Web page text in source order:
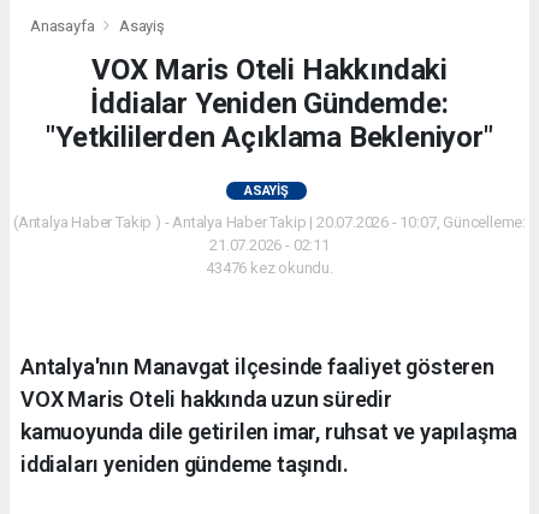
Anasayfa Asayiş
VOX Maris Oteli Hakkındaki
İddialar Yeniden Gündemde:
"Yetkililerden Açıklama Bekleniyor"
ASAYIŞ
(Antalya Haber Takip ) - Antalya Haber Takip | 20.07.2026 - 10:07, Güncelleme:
21.07.2026 - 02:11
43476 kez okundu.
Antalya'nın Manavgat ilçesinde faaliyet gösteren
VOX Maris Oteli hakkında uzun süredir
kamuoyunda dile getirilen imar, ruhsat ve yapılaşma
iddiaları yeniden gündeme taşındı.